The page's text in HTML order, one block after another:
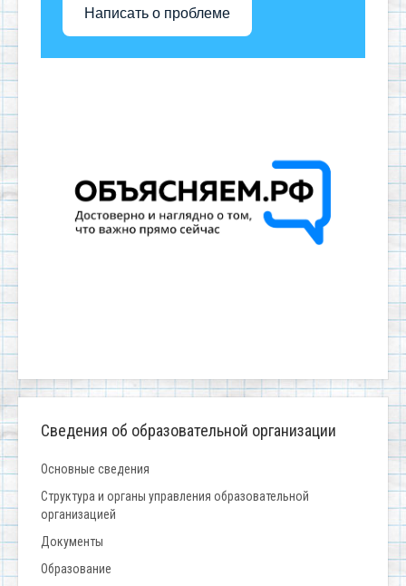
Написать о проблеме
Сведения об образовательной организации
Основные сведения
Структура и органы управления образовательной
организацией
Документы
Образование